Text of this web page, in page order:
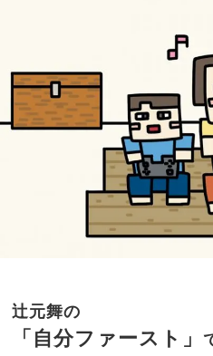
辻元舞の
「自分ファースト」